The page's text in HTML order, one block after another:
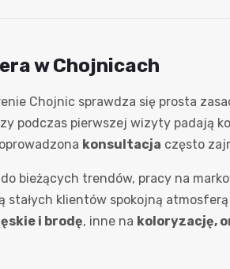
w Chojnicach
Chojnic sprawdza się prosta
podczas pierwszej wizyty padają
konsultacja często
bieżących trendów, pracy na
stałych klientów spokojną
i brodę, inne na koloryzację,